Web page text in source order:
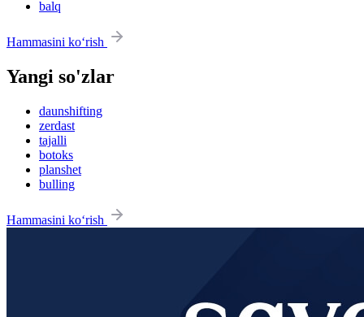
balq
Hammasini ko‘rish
Yangi so'zlar
daunshifting
zerdast
tajalli
botoks
planshet
bulling
Hammasini ko‘rish